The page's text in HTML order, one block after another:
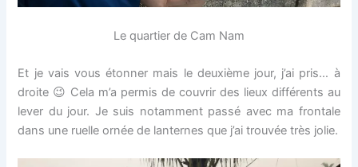
Le quartier de Cam Nam
Et je vais vous étonner mais le deuxième jour, j’ai pris… à
droite 😉 Cela m’a permis de couvrir des lieux différents au
lever du jour. Je suis notamment passé avec ma frontale
dans une ruelle ornée de lanternes que j’ai trouvée très jolie.